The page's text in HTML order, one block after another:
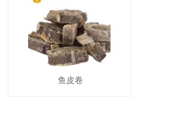
鱼皮卷